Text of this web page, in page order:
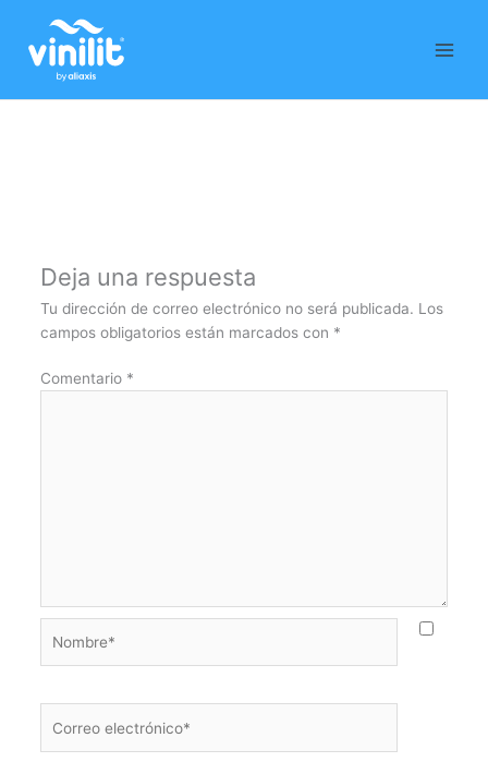
contenido
Deja una respuesta
Tu dirección de correo electrónico no será publicada. Los
campos obligatorios están marcados con *
Comentario *
electrónico*